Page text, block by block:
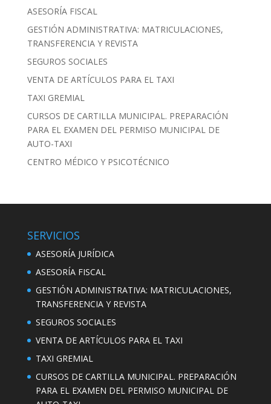
ASESORÍA FISCAL
GESTIÓN ADMINISTRATIVA: MATRICULACIONES,
TRANSFERENCIA Y REVISTA
SEGUROS SOCIALES
VENTA DE ARTÍCULOS PARA EL TAXI
TAXI GREMIAL
CURSOS DE CARTILLA MUNICIPAL. PREPARACIÓN
PARA EL EXAMEN DEL PERMISO MUNICIPAL DE
AUTO-TAXI
CENTRO MÉDICO Y PSICOTÉCNICO
SERVICIOS
ASESORÍA JURÍDICA
ASESORÍA FISCAL
GESTIÓN ADMINISTRATIVA: MATRICULACIONES,
TRANSFERENCIA Y REVISTA
SEGUROS SOCIALES
VENTA DE ARTÍCULOS PARA EL TAXI
TAXI GREMIAL
CURSOS DE CARTILLA MUNICIPAL. PREPARACIÓN
PARA EL EXAMEN DEL PERMISO MUNICIPAL DE